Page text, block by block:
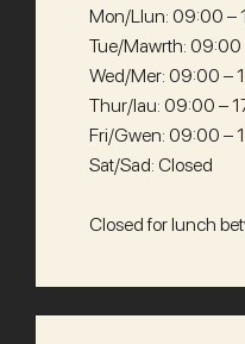
Mon/Llun: 09:00 –
Tue/Mawrth: 09:00
Wed/Mer: 09:00 –
Thur/Iau: 09:00 –
Fri/Gwen: 09:00 –
Sat/Sad: Closed
Closed for lunch